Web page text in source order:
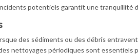
potentiels garantit une tranquillité
des sédiments ou des débris
nettoyages périodiques sont essentiels